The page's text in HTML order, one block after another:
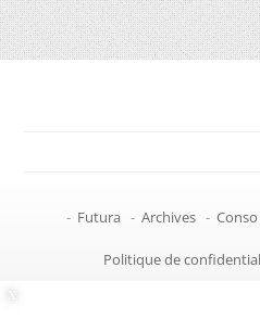
- Futura - Archives - Conso
Politique de